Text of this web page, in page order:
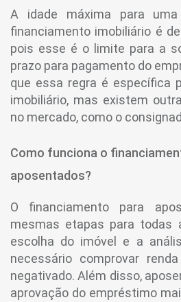
A idade máxima para
financiamento imobiliário é
pois esse é o limite para a
prazo para pagamento do
que essa regra é específica
imobiliário, mas existem
no mercado, como o
Como funciona o
aposentados?
O financiamento para
mesmas etapas para todas
escolha do imóvel e a
necessário comprovar
negativado. Além disso,
aprovação do empréstimo